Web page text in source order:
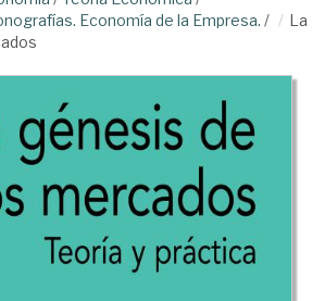
Economía de la Empresa. /
La